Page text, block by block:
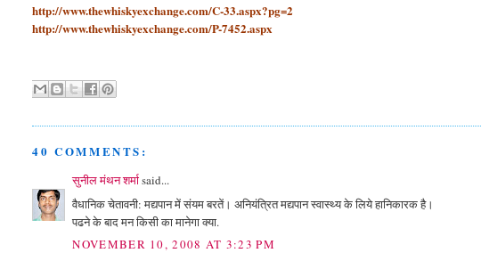
http://www.thewhiskyexchange.com/C-33.aspx?pg=2
http://www.thewhiskyexchange.com/P-7452.aspx
40 COMMENTS:
सुनील मंथन शर्माsaid...
वैधानिक चेतावनी: मद्यपान में संयम बरतें। अनियंत्रित मद्यपान स्वास्थ्य के लिये हानिकारक है।
पढने के बाद मन किसी का मानेगा क्या.
NOVEMBER 10, 2008 AT 3:23 PM